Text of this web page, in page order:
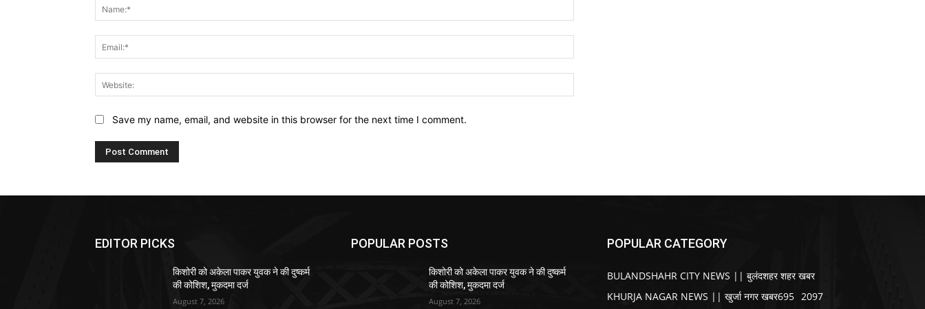
Save my name, email, and website in this browser for the next time I comment.
EDITOR PICKS
किशोरी को अकेला पाकर युवक ने की दुष्कर्म
की कोशिश, मुकदमा दर्ज
August 7, 2026
POPULAR POSTS
किशोरी को अकेला पाकर युवक ने की दुष्कर्म
की कोशिश, मुकदमा दर्ज
August 7, 2026
POPULAR CATEGORY
BULANDSHAHR CITY NEWS || बुलंदशहर शहर खबर
2097
KHURJA NAGAR NEWS || खुर्जा नगर खबर695